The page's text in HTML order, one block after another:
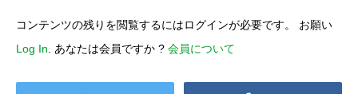
コンテンツの残りを閲覧するにはログインが必要です。 お願い
Log In. あなたは会員ですか ? 会員について